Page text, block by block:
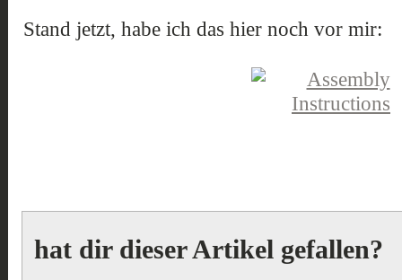
Stand jetzt, habe ich das hier noch vor mir:
hat dir dieser Artikel gefallen?